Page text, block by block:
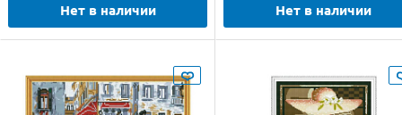
Нет в наличии Нет в наличии